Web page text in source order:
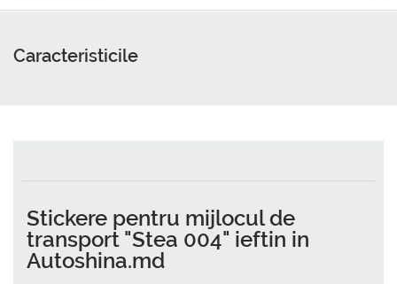
Caracteristicile
Stickere pentru mijlocul de
transport "Stea 004" ieftin in
Autoshina.md